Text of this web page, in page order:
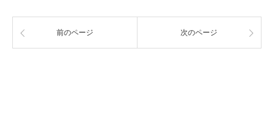
前のページ 次のページ